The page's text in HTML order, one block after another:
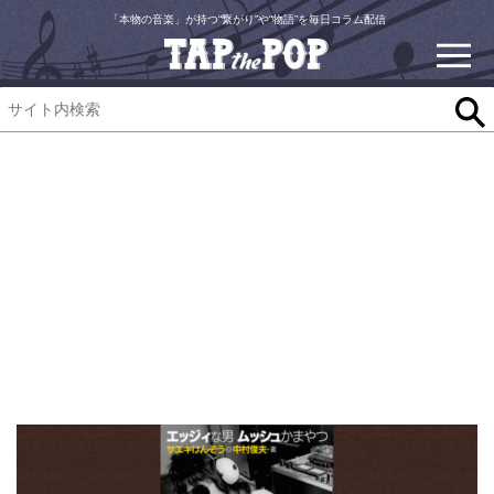
「本物の音楽」が持つ“繋がり”や“物語”を毎日コラム配信